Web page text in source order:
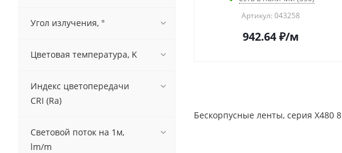
Артикул: 043258
942.64₽/м
Бескорпусные ленты, серия X480
Угол излучения, °
Цветовая температура, K
Индекс цветопередачи
CRI (Ra)
Световой поток на 1м,
lm/m